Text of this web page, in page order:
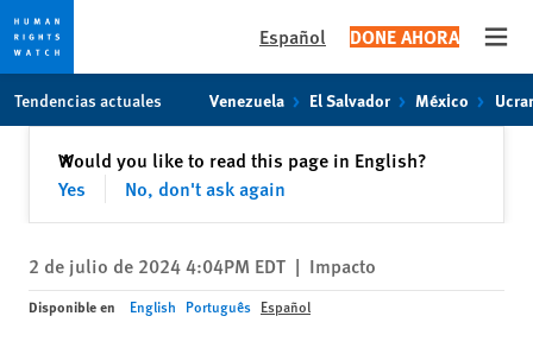
content
Español DONE AHORA
Tendencias actuales Venezuela El Salvador México
Would you like to read this page in English?
Yes
No, don't ask again
✕Cerrar
2 de julio de 2024 4:04PM EDT | Impacto
Disponible en English Português Español